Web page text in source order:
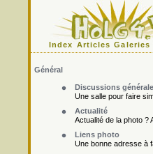
Index Articles Galeries
Général
Discussions
Une salle pour faire
Actualité
Actualité de la photo ?
Liens photo
Une bonne adresse à